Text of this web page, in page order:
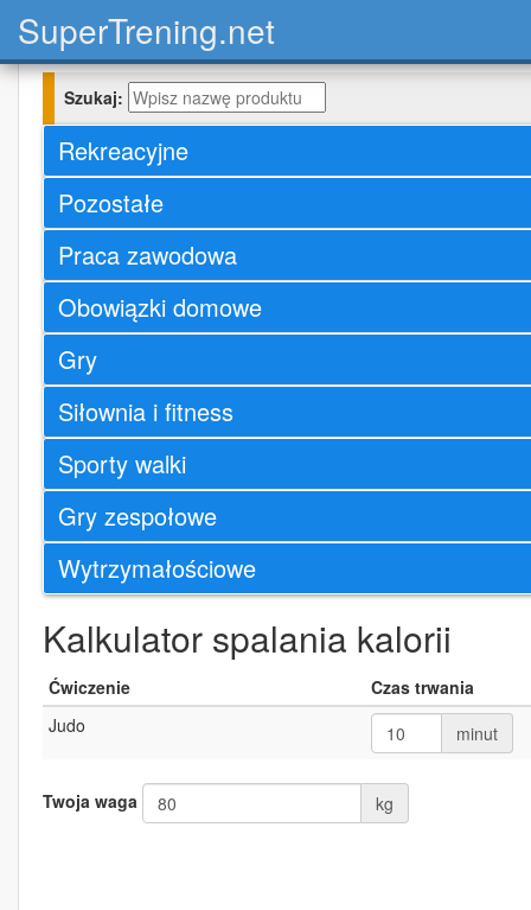
SuperTrening.net
Szukaj:
Rekreacyjne
Pozostałe
Praca zawodowa
Obowiązki domowe
Gry
Siłownia i fitness
Sporty walki
Gry zespołowe
Wytrzymałościowe
Kalkulator spalania kalorii
Ćwiczenie
Czas trwania
Judo
minut
Twoja waga kg